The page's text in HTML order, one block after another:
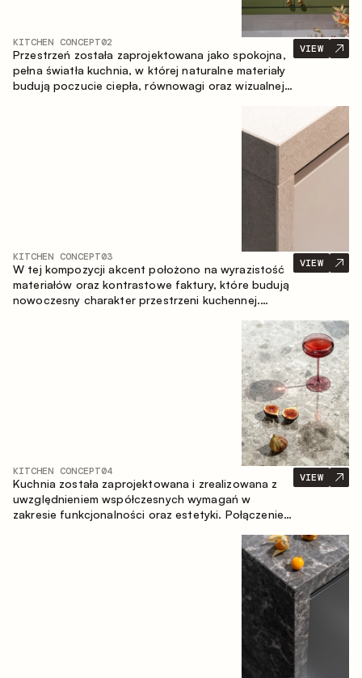
KITCHEN CONCEPT02
Przestrzeń została zaprojektowana jako spokojna,
pełna światła kuchnia, w której naturalne materiały
budują poczucie ciepła, równowagi oraz wizualnej
VIEW
KITCHEN CONCEPT03
W tej kompozycji akcent położono na wyrazistość
materiałów oraz kontrastowe faktury, które budują
nowoczesny charakter przestrzeni kuchennej.
nasyconą, taktylną kompozycję, w której każdy
VIEW
KITCHEN CONCEPT04
Kuchnia została zaprojektowana i zrealizowana z
uwzględnieniem współczesnych wymagań w
zakresie funkcjonalności oraz estetyki. Połączenie
VIEW